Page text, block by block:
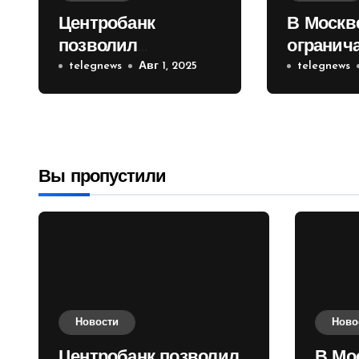
Центробанк
позволил
инвесторам из
враждебных
telegnews Авг 1, 2025
В
telegnews
Вы пропустили
Новости